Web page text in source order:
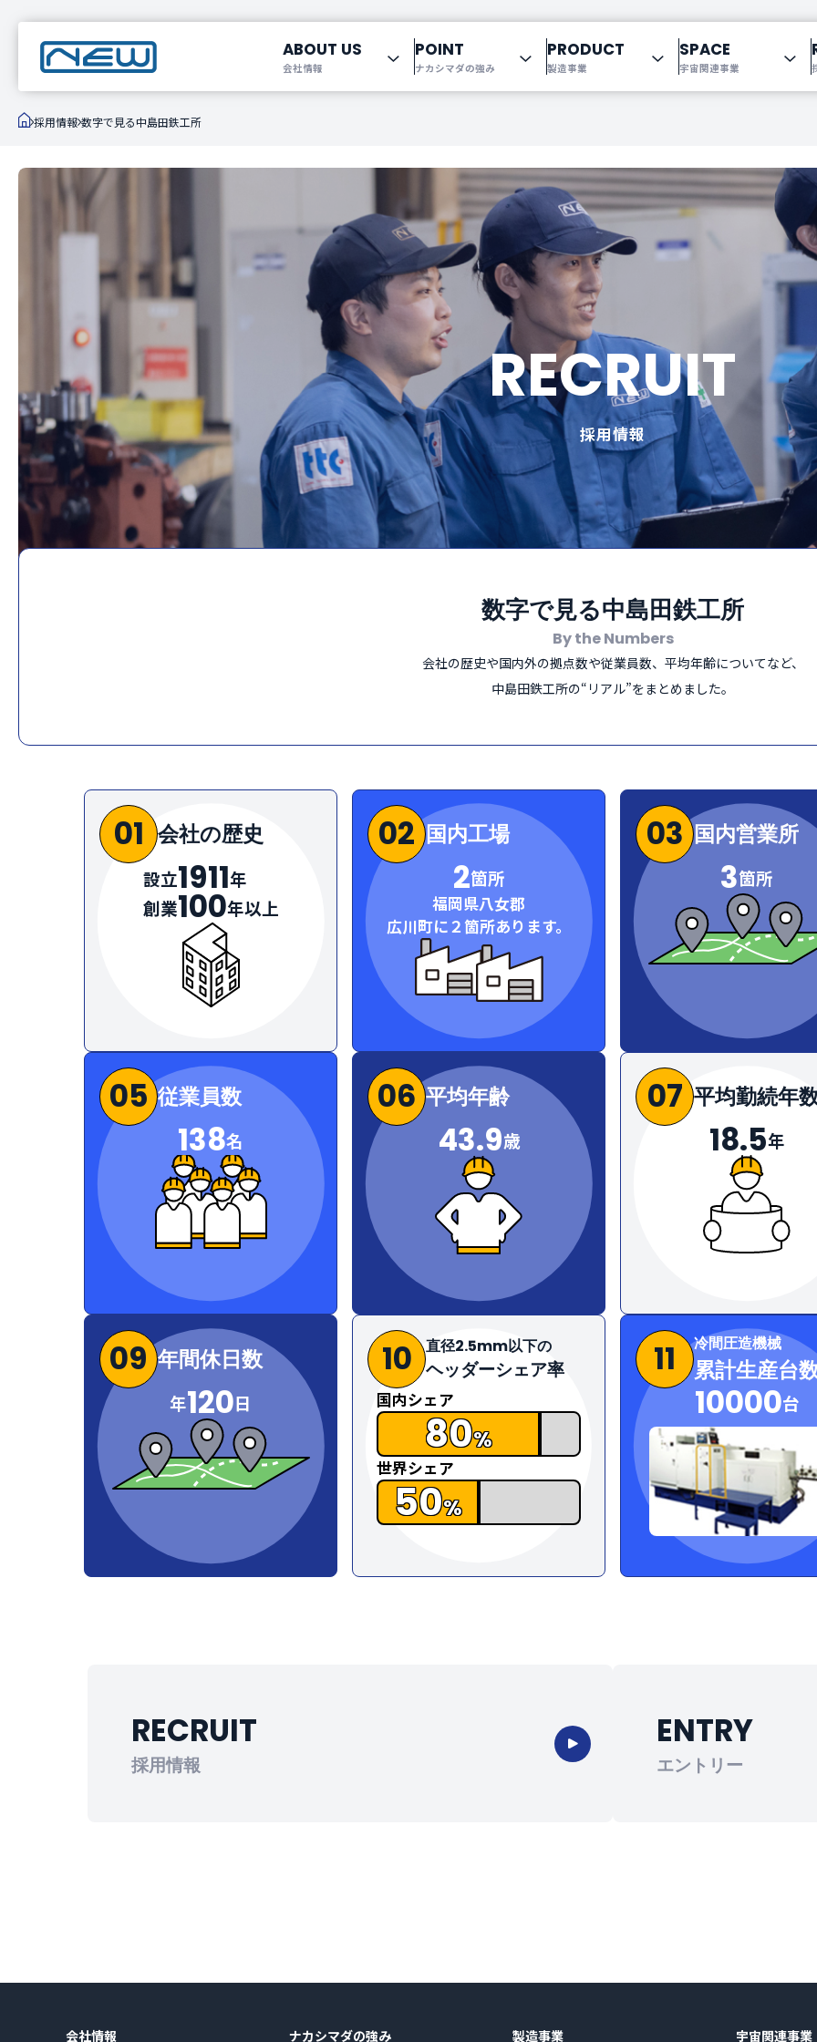
ABOUT US
会社情報
POINT
ナカシマダの強み
PRODUCT
製造事業
SPACE
宇宙関連事業
採用情報 数字で見る中島田鉄工所
RECRUIT
採用情報
数字で見る中島田鉄工所
By the Numbers
会社の歴史や国内外の拠点数や従業員数、平均年齢についてなど、
中島田鉄工所の“リアル”をまとめました。
01 会社の歴史
設立1911年
創業100年以上
02 国内工場
2箇所
福岡県八女郡
広川町に２箇所あります。
03 国内営業所
3箇所
05 従業員数
138名
06 平均年齢
43.9歳
07 平均勤続年
18.5年
09 年間休日数
年120日
10 直径2.5mm以下の
ヘッダーシェア率
国内シェア
80%
世界シェア
50%
11 冷間圧造機械
累計生産台
10000台
RECRUIT
採用情報
ENTRY
エントリー
会社情報 ナカシマダの強み 製造事業 宇宙関連事業